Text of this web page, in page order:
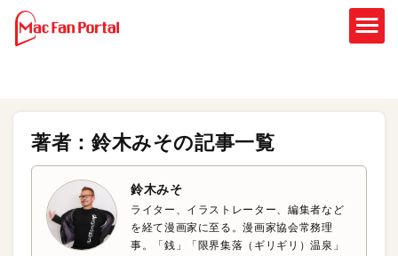
著者：鈴木みその記事一覧
鈴木みそ
ライター、イラストレーター、編集者など
を経て漫画家に至る。漫画家協会常務理
事。「銭」「限界集落（ギリギリ）温泉」